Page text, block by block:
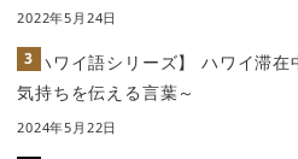
2022年5月24日
【ハワイ語シリーズ】 ハワイ滞
気持ちを伝える言葉～
2024年5月22日